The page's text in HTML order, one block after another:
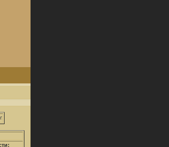
школы и факультетов.